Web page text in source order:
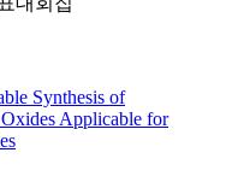
Synthesis of
Applicable for